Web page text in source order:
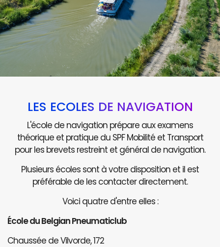
LES ÉCOLES DE NAVIGATION
L'école de navigation prépare aux examens
théorique et pratique du SPF Mobilité et Transport
pour les brevets restreint et général de navigation.
Plusieurs écoles sont à votre disposition et il est
préférable de les contacter directement.
Voici quatre d'entre elles :
École du Belgian Pneumaticlub
Chaussée de Vilvorde, 172